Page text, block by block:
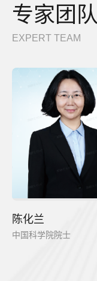
专家团队
EXPERT TEAM
陈化兰
中国科学院院士